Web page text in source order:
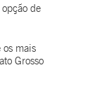
de
os mais
Grosso